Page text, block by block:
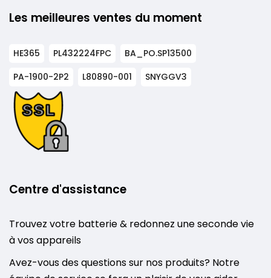
Les meilleures ventes du moment
HE365 PL432224FPC
BA_PO.SP13500
PA-1900-2P2
L80890-001 SNYGGV3
Centre d'assistance
Trouvez votre batterie & redonnez une seconde vie
à vos appareils
Avez-vous des questions sur nos produits? Notre